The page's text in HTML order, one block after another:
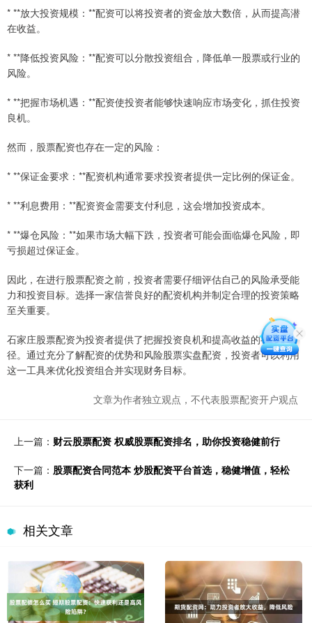
* **放大投资规模：**配资可以将投资者的资金放大数倍，从而提高潜
在收益。
* **降低投资风险：**配资可以分散投资组合，降低单一股票或行业的
风险。
* **把握市场机遇：**配资使投资者能够快速响应市场变化，抓住投资
良机。
然而，股票配资也存在一定的风险：
* **保证金要求：**配资机构通常要求投资者提供一定比例的保证金。
* **利息费用：**配资资金需要支付利息，这会增加投资成本。
* **爆仓风险：**如果市场大幅下跌，投资者可能会面临爆仓风险，即
亏损超过保证金。
因此，在进行股票配资之前，投资者需要仔细评估自己的风险承受能
力和投资目标。选择一家信誉良好的配资机构并制定合理的投资策略
至关重要。
石家庄股票配资为投资者提供了把握投资良机和提高收益的有效途
径。通过充分了解配资的优势和风险股票实盘配资，投资者可以利用
这一工具来优化投资组合并实现财务目标。
文章为作者独立观点，不代表股票配资开户观点
上一篇： 财云股票配资 权威股票配资排名，助你投资稳健前行
下一篇： 股票配资合同范本 炒股配资平台首选，稳健增值，轻松
获利
相关文章